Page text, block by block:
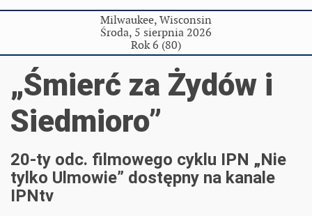
Milwaukee, Wisconsin
Środa, 5 sierpnia 2026
Rok 6 (80)
„Śmierć za Żydów i
Siedmioro”
20-ty odc. filmowego cyklu IPN „Nie
tylko Ulmowie” dostępny na kanale
IPNtv